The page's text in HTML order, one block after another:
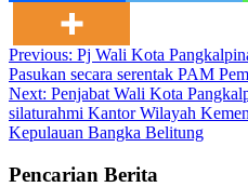
Post
navigation
Previous: Pj Wali Kota
Pasukan secara serentak PAM
Next: Penjabat Wali Kota
silaturahmi Kantor Wilayah
Kepulauan Bangka Belitung
Pencarian Berita